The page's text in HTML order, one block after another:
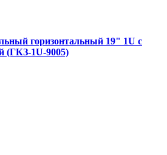
горизонтальный 19" 1U с
(ГКЗ-1U-9005)